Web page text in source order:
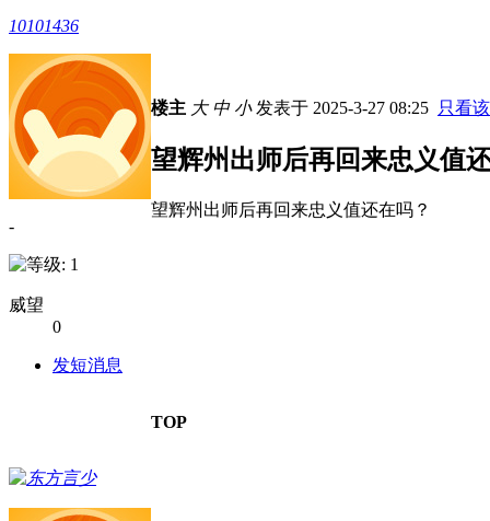
10101436
-
威望
0
发短消息
楼主 大 中 小发表于 2025-3-27 08:25 只看
望辉州出师后再回来忠义值
望辉州出师后再回来忠义值还在吗？
TOP
东方言少